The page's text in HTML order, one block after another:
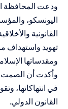
ودعت المحافظة
اليونسكو،
القانونية
تهويد واستهداف
ومقدساتها
وأكدت أن الصمت
في انتهاكاتها،
القانون الدولي.